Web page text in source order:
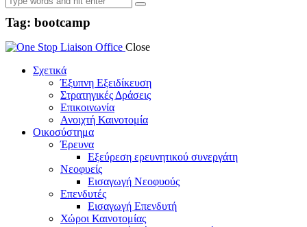
Tag: bootcamp
Close
Σχετικά
Έξυπνη Εξειδίκευση
Στρατηγικές Δράσεις
Επικοινωνία
Ανοιχτή Καινοτομία
Οικοσύστημα
Έρευνα
Εξεύρεση ερευνητικού συνεργάτη
Νεοφυείς
Εισαγωγή Νεοφυούς
Επενδυτές
Εισαγωγή Επενδυτή
Χώροι Καινοτομίας